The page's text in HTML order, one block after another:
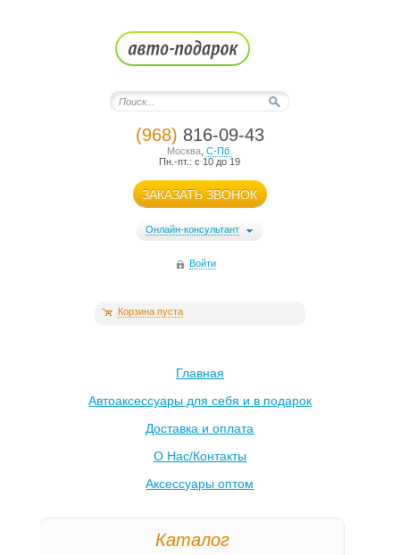
(968) 816-09-43
Москва ,С-Пб.
Пн.-пт.: с 10 до 19
ЗАКАЗАТЬ ЗВОНОК
Онлайн-консультант
Войти
Корзина пуста
Главная
Автоаксессуары для себя и в подарок
Доставка и оплата
О Нас/Контакты
Аксессуары оптом
Каталог